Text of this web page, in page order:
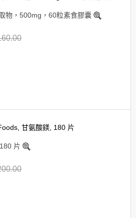
物，500mg，60粒素食膠囊
片